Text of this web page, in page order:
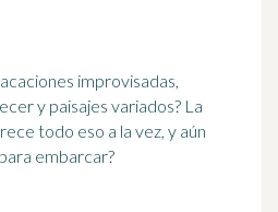
improvisadas,
y paisajes variados? La
todo eso a la vez, y aún
embarcar?